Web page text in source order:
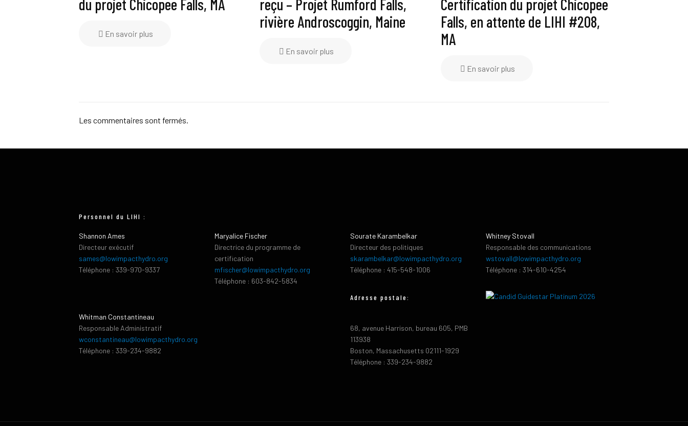
du projet Chicopee Falls, MA
En savoir plus
reçu – Projet Rumford Falls,
rivière Androscoggin, Maine
En savoir plus
Certification du projet Chicopee
Falls, en attente de LIHI #208,
MA
En savoir plus
Les commentaires sont fermés.
Personnel du LIHI :
Shannon Ames
Directeur exécutif
sames@lowimpacthydro.org
Téléphone : 339-970-9337
Whitman Constantineau
Responsable Administratif
wconstantineau@lowimpacthydro.org
Téléphone : 339-234-9882
Maryalice Fischer
Directrice du programme de
certification
mfischer@lowimpacthydro.org
Téléphone : 603-842-5834
Sourate Karambelkar
Directeur des politiques
skarambelkar@lowimpacthydro.org
Téléphone : 415-548-1006
Adresse postale:
68, avenue Harrison, bureau 605, PMB
113938
Boston, Massachusetts 02111-1929
Téléphone : 339-234-9882
Whitney Stovall
Responsable des communications
wstovall@lowimpacthydro.org
Téléphone : 314-610-4254